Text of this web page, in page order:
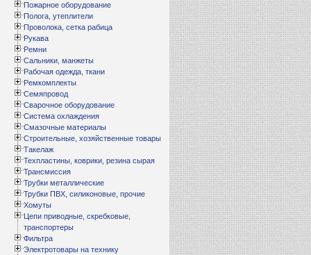
Пожарное оборудование
Полога, утеплители
Проволока, сетка рабица
Рукава
Ремни
Сальники, манжеты
Рабочая одежда, ткани
Ремкомплекты
Семяпровод
Сварочное оборудование
Система охлаждения
Смазочные материалы
Строительные, хозяйственные товары
Такелаж
Техпластины, коврики, резина сырая
Трансмиссия
Трубки металлические
Трубки ПВХ, силиконовые, прочие
Хомуты
Цепи приводные, скребковые,
транспортеры
Фильтра
Электротовары на технику